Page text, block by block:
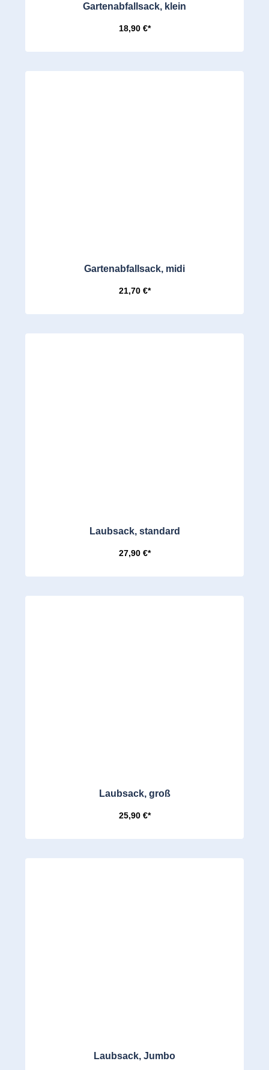
Gartenabfallsack, klein
18,90 €*
Gartenabfallsack, midi
21,70 €*
Laubsack, standard
27,90 €*
Laubsack, groß
25,90 €*
Laubsack, Jumbo